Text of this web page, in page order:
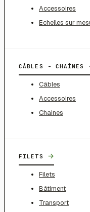
Accessoires
Echelles sur
CÂBLES - CHAÎNES
Câbles
Accessoires
Chaines
FILETS →
Filets
Bâtiment
Transport